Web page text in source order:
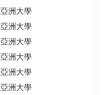
亞洲大學
亞洲大學
亞洲大學
亞洲大學
亞洲大學
亞洲大學